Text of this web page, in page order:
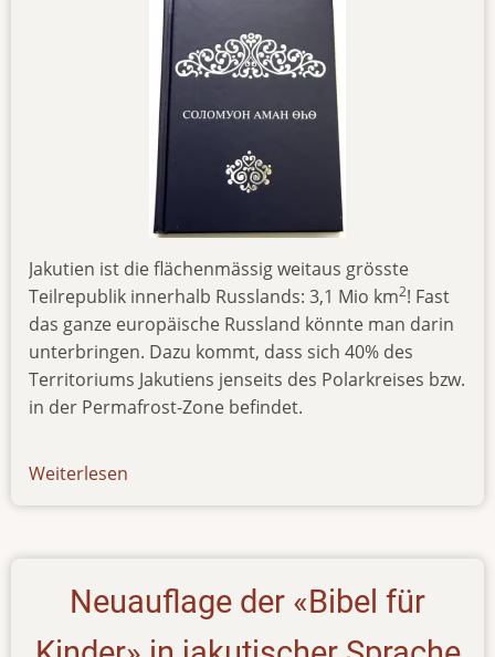
Jakutien ist die flächenmässig weitaus grösste
Teilrepublik innerhalb Russlands: 3,1 Mio km2! Fast
das ganze europäische Russland könnte man darin
unterbringen. Dazu kommt, dass sich 40% des
Territoriums Jakutiens jenseits des Polarkreises bzw.
in der Permafrost-Zone befindet.
Weiterlesen
Neuauflage der «Bibel für